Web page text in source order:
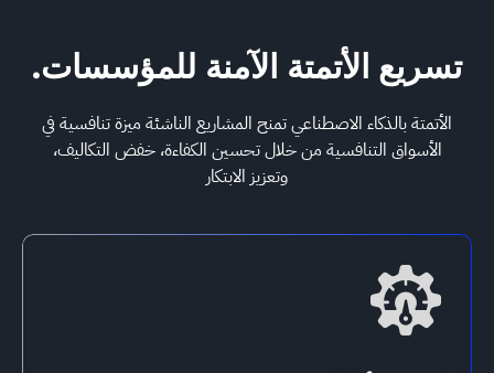
.تسريع الأتمتة الآمنة للمؤسسات
الأتمتة بالذكاء الاصطناعي تمنح المشاريع الناشئة ميزة تنافسية في
الأسواق التنافسية من خلال تحسين الكفاءة، خفض التكاليف،
وتعزيز الابتكار